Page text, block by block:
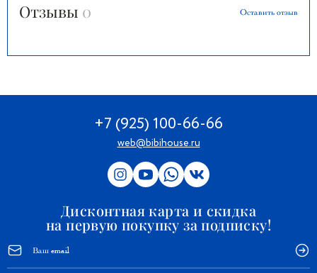
Отзывы 0 Оставить отзыв
+7 (925) 100-66-66
web@bibihouse.ru
Дисконтная карта и скидка
на первую покупку за подписку!